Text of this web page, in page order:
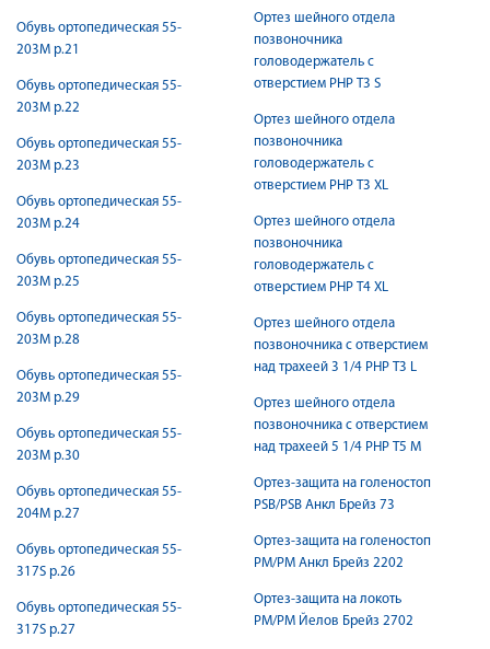
Обувь ортопедическая 55-
203М р.21
Обувь ортопедическая 55-
203М р.22
Обувь ортопедическая 55-
203М р.23
Обувь ортопедическая 55-
203М р.24
Обувь ортопедическая 55-
203М р.25
Обувь ортопедическая 55-
203М р.28
Обувь ортопедическая 55-
203М р.29
Обувь ортопедическая 55-
203М р.30
Обувь ортопедическая 55-
204М р.27
Обувь ортопедическая 55-
317S р.26
Обувь ортопедическая 55-
317S р.27
Ортез шейного отдела
позвоночника
головодержатель с
отверстием PHP T3 S
Ортез шейного отдела
позвоночника
головодержатель с
отверстием PHP T3 XL
Ортез шейного отдела
позвоночника
головодержатель с
отверстием PHP T4 XL
Ортез шейного отдела
позвоночника с отверстием
над трахеей 3 1/4 PHP T3 L
Ортез шейного отдела
позвоночника с отверстием
над трахеей 5 1/4 PHP T5 M
Ортез-защита на голеностоп
PSB/PSB Анкл Брейз 73
Ортез-защита на голеностоп
PМ/PМ Анкл Брейз 2202
Ортез-защита на локоть
PМ/PМ Йелов Брейз 2702